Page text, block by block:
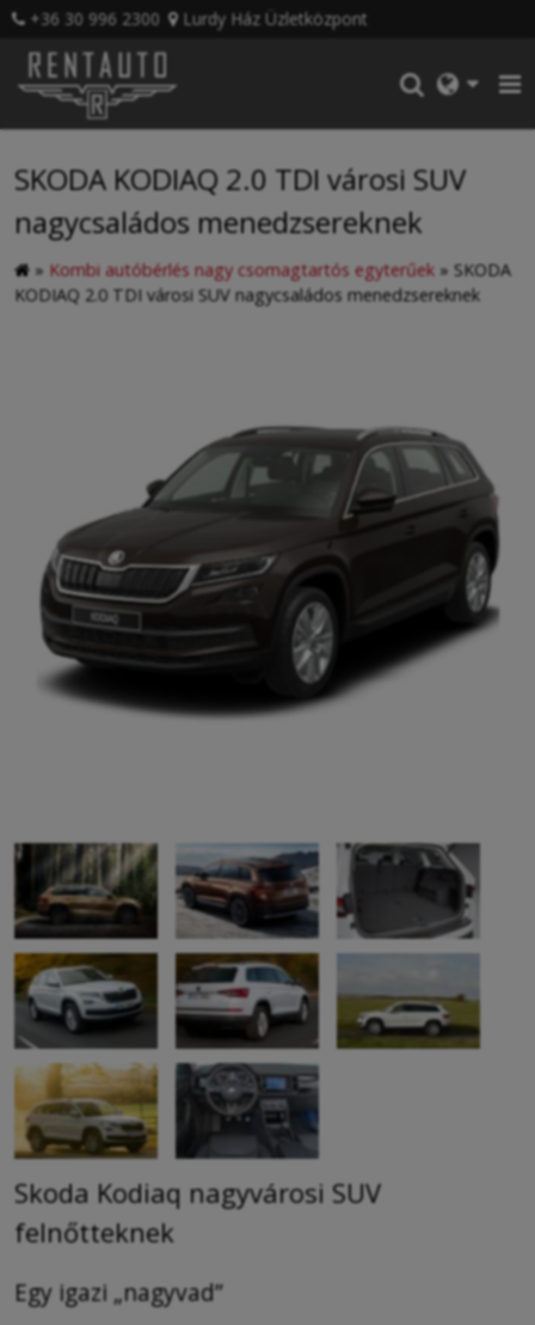
+36 30 996 2300 Lurdy Ház Üzletközpont
SKODA KODIAQ 2.0 TDI városi SUV
nagycsaládos menedzsereknek
» Kombi autóbérlés nagy csomagtartós egyterűek » SKODA
KODIAQ 2.0 TDI városi SUV nagycsaládos menedzsereknek
Skoda Kodiaq nagyvárosi SUV
felnőtteknek
Egy igazi „nagyvad”